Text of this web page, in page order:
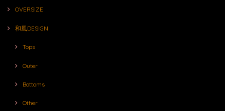
OVERSIZE
和風DESIGN
Tops
Outer
Bottoms
Other